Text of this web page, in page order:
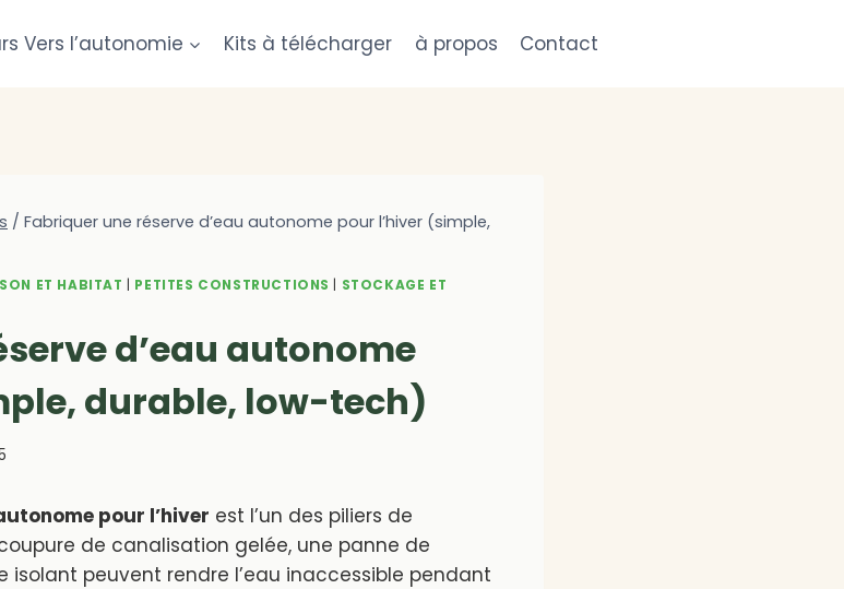
Vers l’autonomie Kits à télécharger à propos Contact
/ Fabriquer une réserve d’eau autonome pour l’hiver (simple,
ET HABITAT PETITES CONSTRUCTIONS
STOCKAGE ET
d’eau autonome
durable, low-tech)
pour l’hiver est l’un des piliers de
de canalisation gelée, une panne de
isolant peuvent rendre l’eau inaccessible pendant